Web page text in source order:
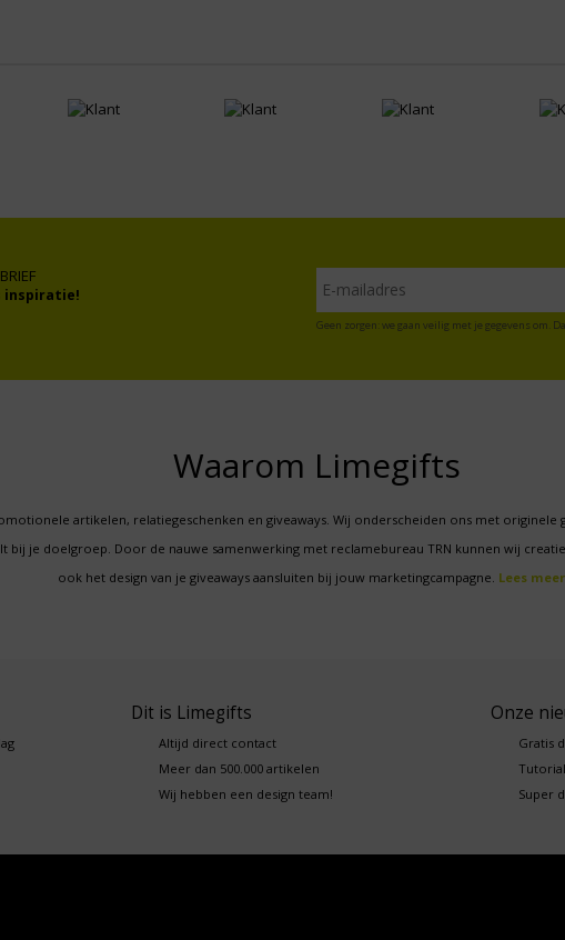
inspiratie!
Geen zorgen: we gaan veilig met je gegevens om.
Waarom Limegifts
artikelen, relatiegeschenken en giveaways. Wij onderscheiden ons met
bij je doelgroep. Door de nauwe samenwerking met reclamebureau TRN kunnen wij
ook het design van je giveaways aansluiten bij jouw marketingcampagne. Lees
Dit is Limegifts
Altijd direct contact
Meer dan 500.000 artikelen
Wij hebben een design team!
Onze
Gratis
Super